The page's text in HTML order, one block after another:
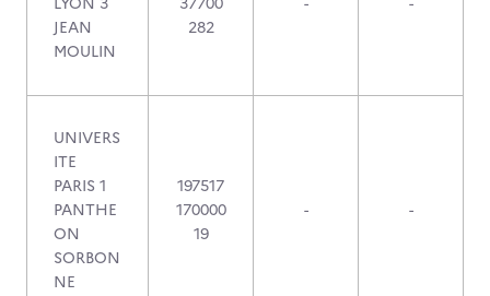
JEAN
MOULIN
282
UNIVERS
ITE
PARIS 1
PANTHE
ON
SORBON
NE
197517
170000
19
- -